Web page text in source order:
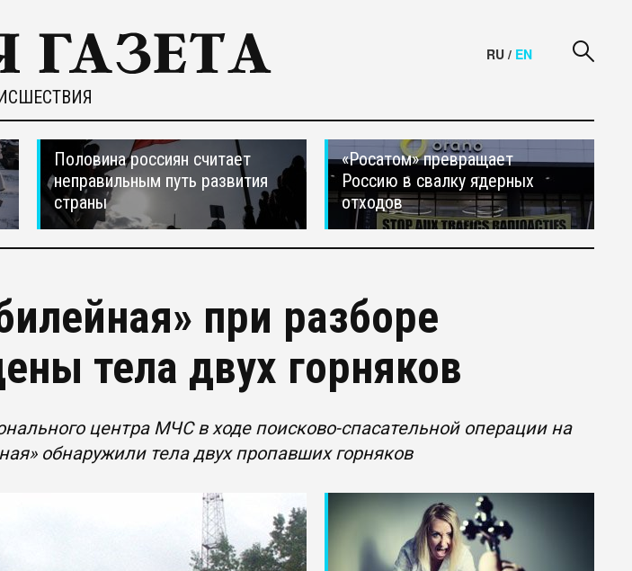
RU / EN
Половина россиян считает
неправильным путь развития
страны
«Росатом» превращает
Россию в свалку ядерных
отходов
при разборе
тела двух горняков
центра МЧС в ходе поисково-спасательной операции на
обнаружили тела двух пропавших горняков